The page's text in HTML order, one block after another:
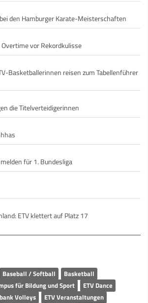
den Hamburger Karate-Meisterschaften
vor Rekordkulisse
Basketballerinnen reisen zum Tabellenführer
die Titelverteidigerinnen
für 1. Bundesliga
ETV klettert auf Platz 17
Baseball / Softball
Basketball
für Bildung und Sport
ETV Dance
Volleys
ETV Veranstaltungen